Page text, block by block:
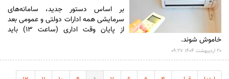
بر اساس دستور جدید، سامانه‌های
سرمایشی همه ادارات دولتی و عمومی بعد
از پایان وقت اداری (ساعت ۱۳) باید
خاموش شوند.
۲۰ ارديبهشت ۱۴۰۴ ۰۹:۲۷